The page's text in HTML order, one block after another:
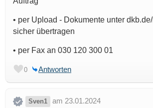
• per Upload - Dokumente unter
sicher übertragen
• per Fax an 030 120 300 01
0 Antworten
Sven1
am 23.01.2024